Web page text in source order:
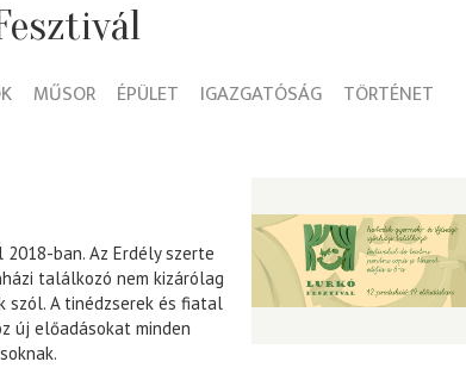
MŰSOR ÉPÜLET IGAZGATÓSÁG TÖRTÉNET
ban. Az Erdély szerte
találkozó nem kizárólag
szól. A tinédzserek és fiatal
új előadásokat minden